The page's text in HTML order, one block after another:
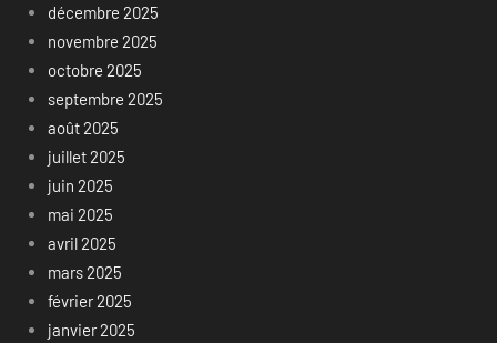
décembre 2025
novembre 2025
octobre 2025
septembre 2025
août 2025
juillet 2025
juin 2025
mai 2025
avril 2025
mars 2025
février 2025
janvier 2025